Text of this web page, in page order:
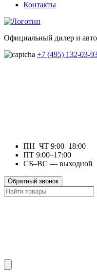
Контакты
Официальный дилер и
+7 (495) 132-03-
ПН–ЧТ 9:00–18:00
ПТ 9:00–17:00
СБ–ВС — выходной
Обратный звонок